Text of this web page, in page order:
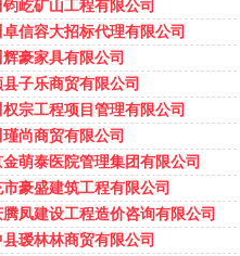
喜闻见乐后勤管理有限公司
商德管业有限公司
光医疗器械有限公司
市福奇林医疗器械有限责任公司
联合保险经纪有限公司四川省分公司
祥建筑工程有限公司
市新建科质量检测有限公司
安达电梯设备有限公司
中盾安防集团有限责任公司
正野装饰设计有限公司
卓信容大招标代理有限公司
辉豪家具有限公司
子乐商贸有限公司
权宗工程项目管理有限公司
瑾尚商贸有限公司
金萌泰医院管理集团有限公司
市豪盛建筑工程有限公司
腾凤建设工程造价咨询有限公司
县瑷林林商贸有限公司
睿欣蓬勃招投标咨询有限公司